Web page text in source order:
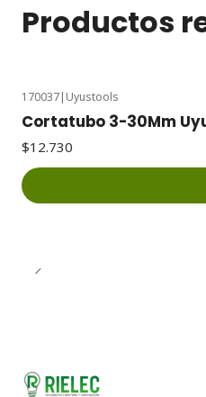
Productos
170037| Uyustools
Cortatubo 3-30Mm
$12.730